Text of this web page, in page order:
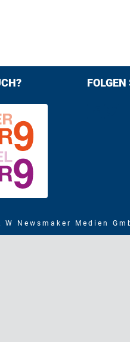
Newsmaker Medien